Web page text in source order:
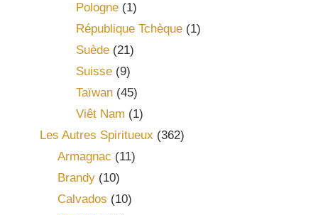
Pologne(1)
République Tchèque(1)
Suède(21)
Suisse(9)
Taïwan(45)
Viêt Nam (1)
Les Autres Spiritueux (362)
Armagnac (11)
Brandy (10)
Calvados (10)